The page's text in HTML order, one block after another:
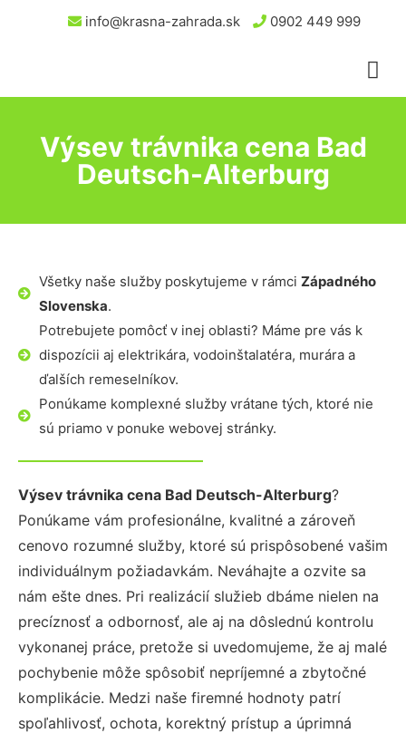
info@krasna-zahrada.sk 0902 449 999
Výsev trávnika cena Bad
Deutsch-Alterburg
Všetky naše služby poskytujeme v rámci Západného
Slovenska.
Potrebujete pomôcť v inej oblasti? Máme pre vás k
dispozícii aj elektrikára, vodoinštalatéra, murára a
ďalších remeselníkov.
Ponúkame komplexné služby vrátane tých, ktoré nie
sú priamo v ponuke webovej stránky.
Výsev trávnika cena Bad Deutsch-Alterburg?
Ponúkame vám profesionálne, kvalitné a zároveň
cenovo rozumné služby, ktoré sú prispôsobené vašim
individuálnym požiadavkám. Neváhajte a ozvite sa
nám ešte dnes. Pri realizácií služieb dbáme nielen na
precíznosť a odbornosť, ale aj na dôslednú kontrolu
vykonanej práce, pretože si uvedomujeme, že aj malé
pochybenie môže spôsobiť nepríjemné a zbytočné
komplikácie. Medzi naše firemné hodnoty patrí
spoľahlivosť, ochota, korektný prístup a úprimná